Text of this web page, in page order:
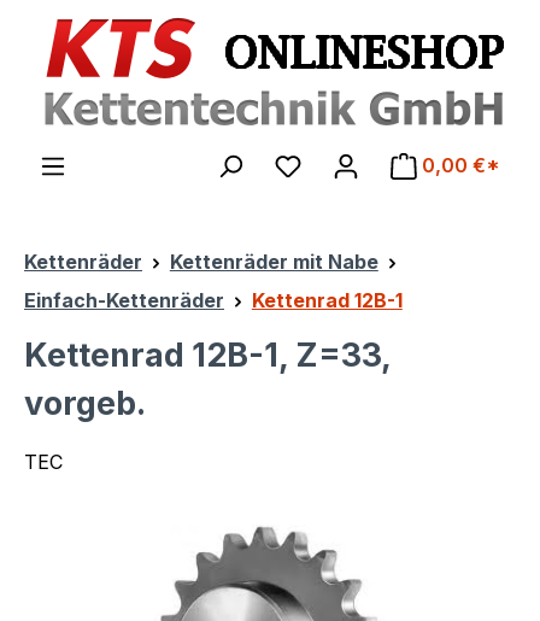
Zum Hauptinhalt springen
0,00 €*
Kettenräder
Kettenräder mit Nabe
Einfach-Kettenräder
Kettenrad 12B-1
Kettenrad 12B-1, Z=33,
vorgeb.
TEC
Bildergalerie überspringen